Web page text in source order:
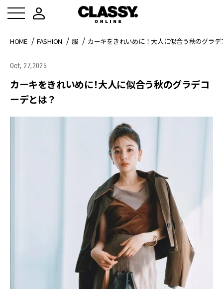
HOME FASHION 服 カーキをきれいめに！大人に似合う秋のグラ
Oct, 27,2025
カーキをきれいめに！大人に似合う秋のグラデコ
ーデとは？